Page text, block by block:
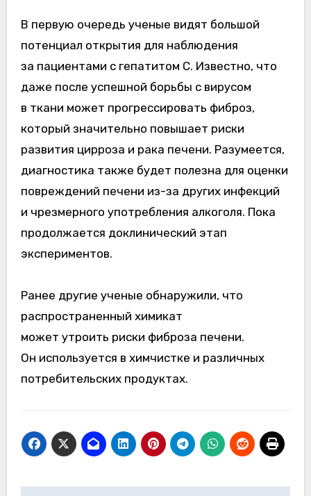
В первую очередь ученые видят большой
потенциал открытия для наблюдения
за пациентами с гепатитом С. Известно, что
даже после успешной борьбы с вирусом
в ткани может прогрессировать фиброз,
который значительно повышает риски
развития цирроза и рака печени. Разумеется,
диагностика также будет полезна для оценки
повреждений печени из-за других инфекций
и чрезмерного употребления алкоголя. Пока
продолжается доклинический этап
экспериментов.
Ранее другие ученые обнаружили, что
распространенный химикат
может утроить риски фиброза печени.
Он используется в химчистке и различных
потребительских продуктах.